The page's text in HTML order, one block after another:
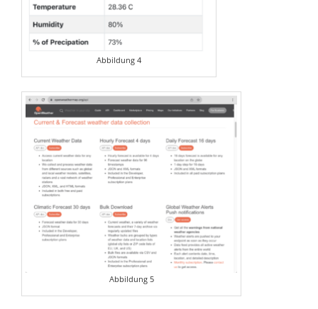
Abbildung 4
Abbildung 5